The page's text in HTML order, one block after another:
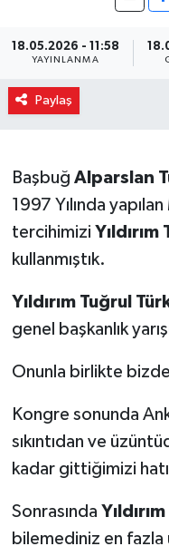
18.05.2026 - 11:58
YAYINLANMA
Paylaş
Başbuğ Alparslan
1997 Yılında
tercihimizi
kullanmıştık.
Yıldırım Tuğrul
genel başkanlık
Onunla birlikte
Kongre sonunda
sıkıntıdan ve
kadar gittiğimizi
Sonrasında
bilemediniz en
Son Dakika
Haber Arşivi